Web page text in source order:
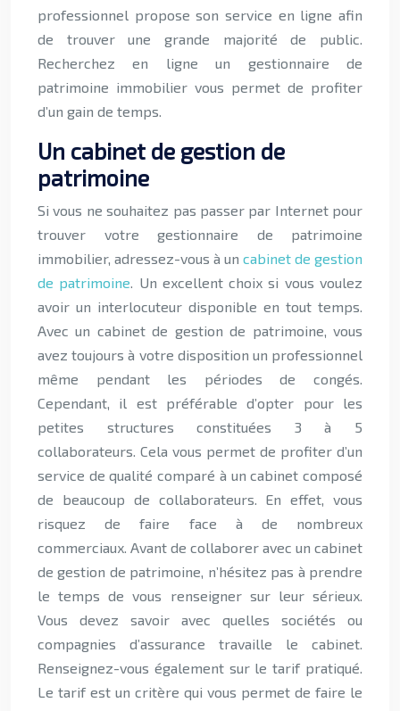
professionnel propose son service en ligne afin
de trouver une grande majorité de public.
Recherchez en ligne un gestionnaire de
patrimoine immobilier vous permet de profiter
d’un gain de temps.
Un cabinet de gestion de
patrimoine
Si vous ne souhaitez pas passer par Internet pour
trouver votre gestionnaire de patrimoine
immobilier, adressez-vous à un cabinet de gestion
de patrimoine. Un excellent choix si vous voulez
avoir un interlocuteur disponible en tout temps.
Avec un cabinet de gestion de patrimoine, vous
avez toujours à votre disposition un professionnel
même pendant les périodes de congés.
Cependant, il est préférable d’opter pour les
petites structures constituées 3 à 5
collaborateurs. Cela vous permet de profiter d’un
service de qualité comparé à un cabinet composé
de beaucoup de collaborateurs. En effet, vous
risquez de faire face à de nombreux
commerciaux. Avant de collaborer avec un cabinet
de gestion de patrimoine, n’hésitez pas à prendre
le temps de vous renseigner sur leur sérieux.
Vous devez savoir avec quelles sociétés ou
compagnies d’assurance travaille le cabinet.
Renseignez-vous également sur le tarif pratiqué.
Le tarif est un critère qui vous permet de faire le